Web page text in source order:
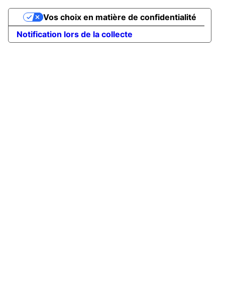
Notification lors de la collecte
Vos choix en matière de confidentialité